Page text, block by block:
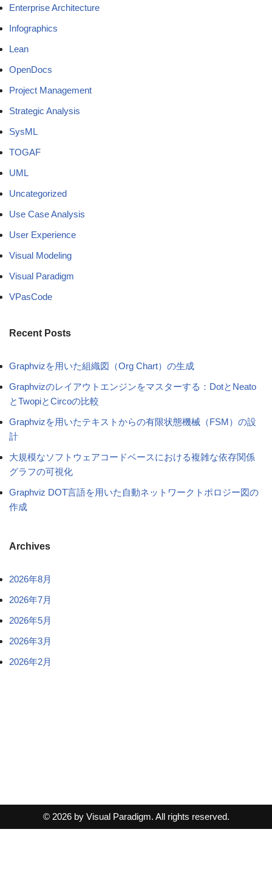
Enterprise Architecture
Infographics
Lean
OpenDocs
Project Management
Strategic Analysis
SysML
TOGAF
UML
Uncategorized
Use Case Analysis
User Experience
Visual Modeling
Visual Paradigm
VPasCode
Recent Posts
Graphvizを用いた組織図（Org Chart）の生成
Graphvizのレイアウトエンジンをマスターする：DotとNeato
とTwopiとCircoの比較
Graphvizを用いたテキストからの有限状態機械（FSM）の設
計
大規模なソフトウェアコードベースにおける複雑な依存関係
グラフの可視化
Graphviz DOT言語を用いた自動ネットワークトポロジー図の
作成
Archives
2026年8月
2026年7月
2026年5月
2026年3月
2026年2月
© 2026 by Visual Paradigm. All rights reserved.